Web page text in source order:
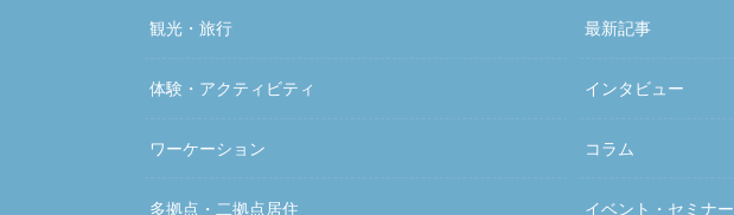
観光・旅行
体験・アクティビティ
ワーケーション
多拠点・二拠点居住
最新記事
インタビュー
コラム
イベント・セミナー